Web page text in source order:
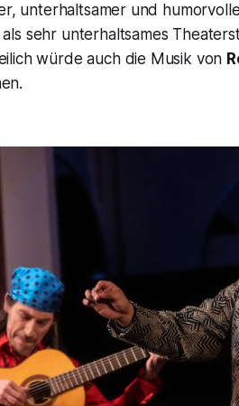
unterhaltsamer und
sehr unterhaltsames
würde auch die Musik von